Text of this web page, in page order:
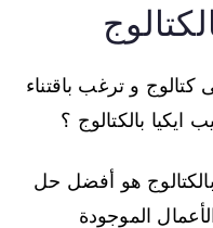
و ترغب باقتناء
بالكتالوج ؟
هو أفضل حل
الموجودة